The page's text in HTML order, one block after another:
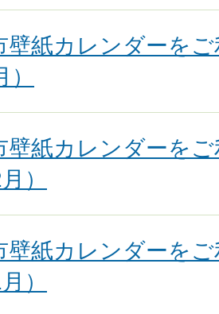
壁紙カレンダーを
壁紙カレンダーを
）
壁紙カレンダーを
）